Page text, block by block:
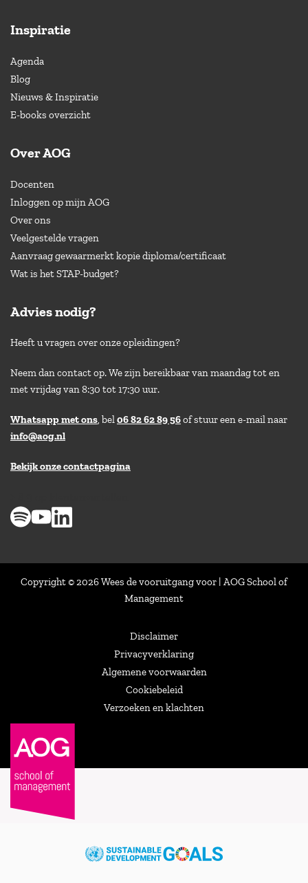
Inspiratie
Agenda
Blog
Nieuws & Inspiratie
E-books overzicht
Over AOG
Docenten
Inloggen op mijn AOG
Over ons
Veelgestelde vragen
Aanvraag gewaarmerkt kopie diploma/certificaat
Wat is het STAP-budget?
Advies nodig?
Heeft u vragen over onze opleidingen?
Neem dan contact op. We zijn bereikbaar van maandag tot en
met vrijdag van 8:30 tot 17:30 uur.
Whatsapp met ons, bel06 82 62 89 56of stuur een e-mail naar
info@aog.nl
Bekijk onze contactpagina
Copyright © 2026 Wees de vooruitgang voor | AOG School of
Management
Disclaimer
Privacyverklaring
Algemene voorwaarden
Cookiebeleid
Verzoeken en klachten